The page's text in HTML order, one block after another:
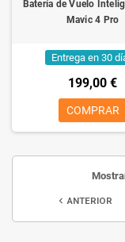
Batería de Vuelo
Mavic 4 Pro
Entrega en 30
199,00 €
COMPRAR
navigate_before ANTERIOR